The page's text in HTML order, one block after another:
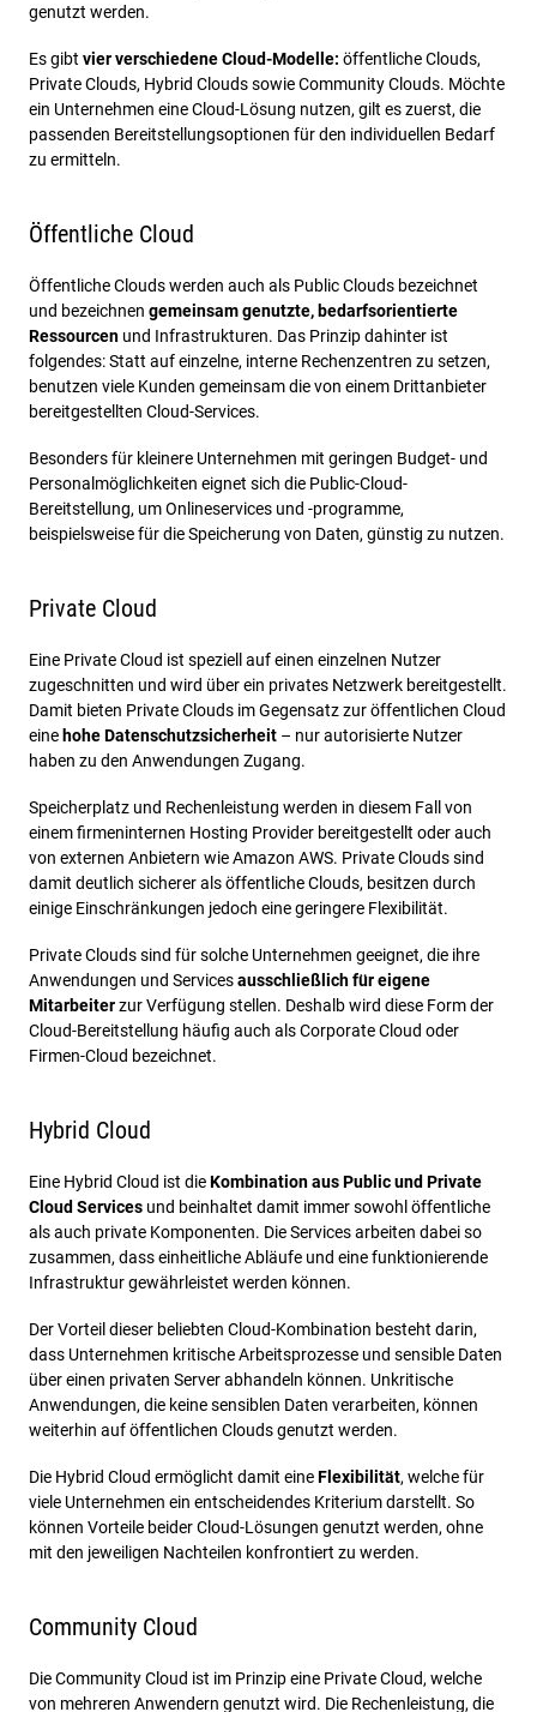
genutzt werden.
Es gibt vier verschiedene Cloud-Modelle: öffentliche Clouds,
Private Clouds, Hybrid Clouds sowie Community Clouds. Möchte
ein Unternehmen eine Cloud-Lösung nutzen, gilt es zuerst, die
passenden Bereitstellungsoptionen für den individuellen Bedarf
zu ermitteln.
Öffentliche Cloud
Öffentliche Clouds werden auch als Public Clouds bezeichnet
und bezeichnen gemeinsam genutzte, bedarfsorientierte
Ressourcen und Infrastrukturen. Das Prinzip dahinter ist
folgendes: Statt auf einzelne, interne Rechenzentren zu setzen,
benutzen viele Kunden gemeinsam die von einem Drittanbieter
bereitgestellten Cloud-Services.
Besonders für kleinere Unternehmen mit geringen Budget- und
Personalmöglichkeiten eignet sich die Public-Cloud-
Bereitstellung, um Onlineservices und -programme,
beispielsweise für die Speicherung von Daten, günstig zu nutzen.
Private Cloud
Eine Private Cloud ist speziell auf einen einzelnen Nutzer
zugeschnitten und wird über ein privates Netzwerk bereitgestellt.
Damit bieten Private Clouds im Gegensatz zur öffentlichen Cloud
eine hohe Datenschutzsicherheit – nur autorisierte Nutzer
haben zu den Anwendungen Zugang.
Speicherplatz und Rechenleistung werden in diesem Fall von
einem firmeninternen Hosting Provider bereitgestellt oder auch
von externen Anbietern wie Amazon AWS. Private Clouds sind
damit deutlich sicherer als öffentliche Clouds, besitzen durch
einige Einschränkungen jedoch eine geringere Flexibilität.
Private Clouds sind für solche Unternehmen geeignet, die ihre
Anwendungen und Servicesausschließlich für eigene
Mitarbeiterzur Verfügung stellen. Deshalb wird diese Form der
Cloud-Bereitstellung häufig auch als Corporate Cloud oder
Firmen-Cloud bezeichnet.
Hybrid Cloud
Eine Hybrid Cloud ist dieKombination aus Public und Private
Cloud Services und beinhaltet damit immer sowohl öffentliche
als auch private Komponenten. Die Services arbeiten dabei so
zusammen, dass einheitliche Abläufe und eine funktionierende
Infrastruktur gewährleistet werden können.
Der Vorteil dieser beliebten Cloud-Kombination besteht darin,
dass Unternehmen kritische Arbeitsprozesse und sensible Daten
über einen privaten Server abhandeln können. Unkritische
Anwendungen, die keine sensiblen Daten verarbeiten, können
weiterhin auf öffentlichen Clouds genutzt werden.
Die Hybrid Cloud ermöglicht damit eineFlexibilität, welche für
viele Unternehmen ein entscheidendes Kriterium darstellt. So
können Vorteile beider Cloud-Lösungen genutzt werden, ohne
mit den jeweiligen Nachteilen konfrontiert zu werden.
Community Cloud
Die Community Cloud ist im Prinzip eine Private Cloud, welche
von mehreren Anwendern genutzt wird. Die Rechenleistung, die